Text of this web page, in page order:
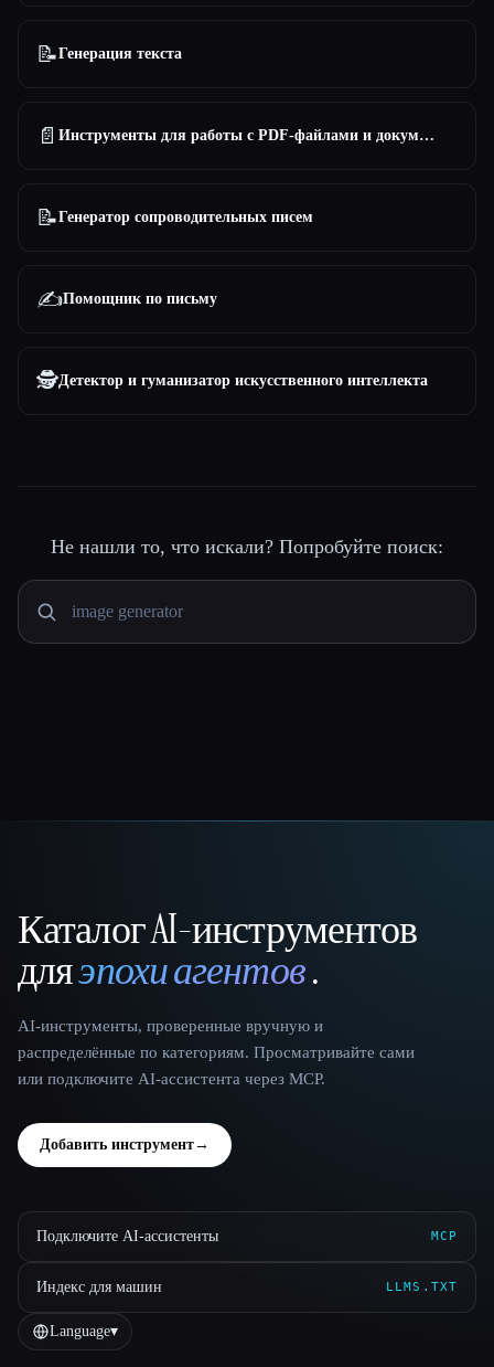
📝Генерация текста
📄 Инструменты для работы с PDF-файлами и документами
📝Генератор сопроводительных писем
✍️Помощник по письму
🕵️Детектор и гуманизатор искусственного интеллекта
Не нашли то, что искали? Попробуйте поиск:
That AI Collection
Каталог AI-инструментов
дляэпохи агентов.
AI-инструменты, проверенные вручную и
распределённые по категориям. Просматривайте сами
или подключите AI-ассистента через MCP.
Добавить инструмент→
Подключите AI-ассистенты MCP
Индекс для машин LLMS.TXT
Language▾